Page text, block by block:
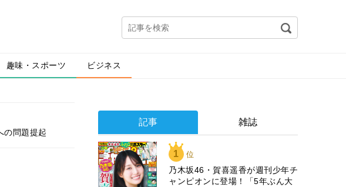
趣味・スポーツ ビジネス
の問題提起
記事 雑誌
1 位
乃木坂46・賀喜遥香が週刊少年チ
ャンピオンに登場！「5年ぶん大